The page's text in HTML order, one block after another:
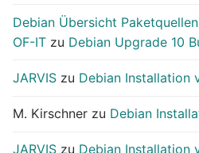
Debian Übersicht
OF-IT zu Debian Upgrade 10
JARVIS zu Debian Installation
M. Kirschner zu Debian
JARVIS zu Debian Installation